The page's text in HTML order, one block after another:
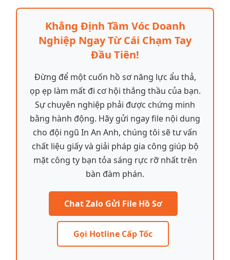
Khẳng Định Tầm Vóc Doanh
Nghiệp Ngay Từ Cái Chạm Tay
Đầu Tiên!
Đừng để một cuốn hồ sơ năng lực ẩu thả,
ọp ẹp làm mất đi cơ hội thắng thầu của bạn.
Sự chuyên nghiệp phải được chứng minh
bằng hành động. Hãy gửi ngay file nội dung
cho đội ngũ In An Anh, chúng tôi sẽ tư vấn
chất liệu giấy và giải pháp gia công giúp bộ
mặt công ty bạn tỏa sáng rực rỡ nhất trên
bàn đàm phán.
Chat Zalo Gửi File Hồ Sơ
Gọi Hotline Cấp Tốc